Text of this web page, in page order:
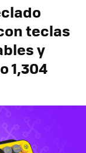
teclas
y
1,304